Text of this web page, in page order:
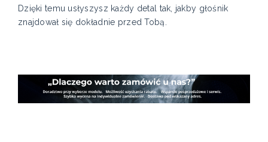
Dzięki temu usłyszysz każdy detal tak, jakby głośnik
znajdował się dokładnie przed Tobą.